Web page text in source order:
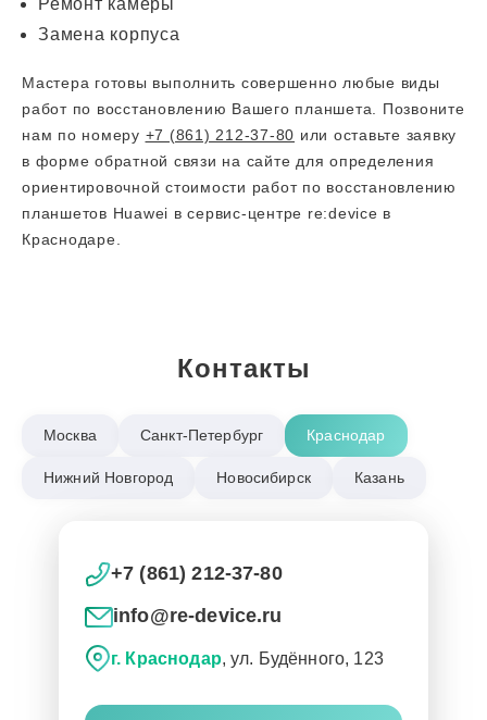
Ремонт камеры
Замена корпуса
Мастера готовы выполнить совершенно любые виды
работ по восстановлению Вашего планшета. Позвоните
нам по номеру +7 (861) 212-37-80 или оставьте заявку
в форме обратной связи на сайте для определения
ориентировочной стоимости работ по восстановлению
планшетов Huawei в сервис-центре re:device в
Краснодаре.
Контакты
Москва Санкт-Петербург Краснодар
Нижний Новгород Новосибирск Казань
+7 (861) 212-37-80
info@re-device.ru
г. Краснодар, ул. Будённого, 123